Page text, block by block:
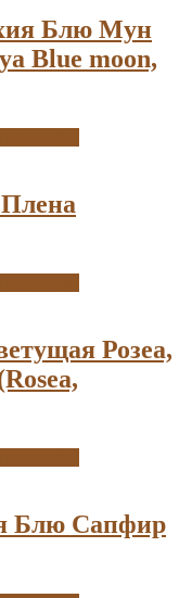
Блю Мун
Blue moon,
Розеа,
Блю Сапфир